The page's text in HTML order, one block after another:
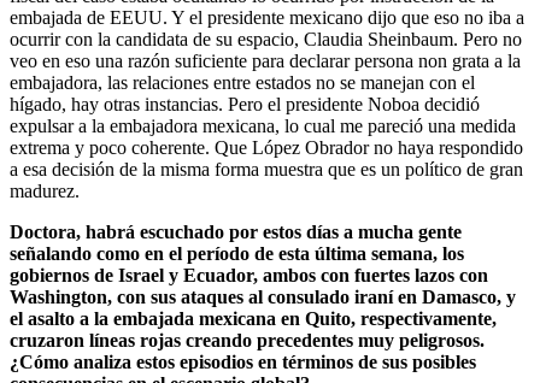
embajada de EEUU. Y el presidente mexicano dijo que eso no iba a
ocurrir con la candidata de su espacio, Claudia Sheinbaum. Pero no
veo en eso una razón suficiente para declarar persona non grata a la
embajadora, las relaciones entre estados no se manejan con el
hígado, hay otras instancias. Pero el presidente Noboa decidió
expulsar a la embajadora mexicana, lo cual me pareció una medida
extrema y poco coherente. Que López Obrador no haya respondido
a esa decisión de la misma forma muestra que es un político de gran
madurez.
Doctora, habrá escuchado por estos días a mucha gente
señalando como en el período de esta última semana, los
gobiernos de Israel y Ecuador, ambos con fuertes lazos con
Washington, con sus ataques al consulado iraní en Damasco, y
el asalto a la embajada mexicana en Quito, respectivamente,
cruzaron líneas rojas creando precedentes muy peligrosos.
¿Cómo analiza estos episodios en términos de sus posibles